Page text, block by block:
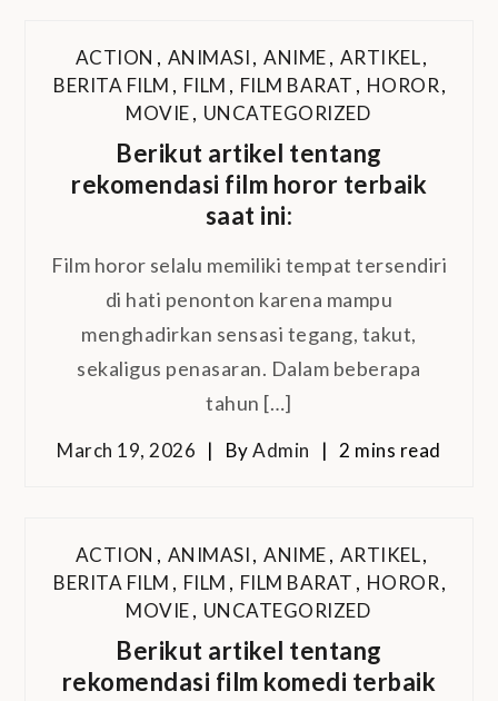
ACTION , ANIMASI, ANIME, ARTIKEL,
BERITA FILM , FILM , FILM BARAT , HOROR,
MOVIE, UNCATEGORIZED
Berikut artikel tentang
rekomendasi film horor terbaik
saat ini:
Film horor selalu memiliki tempat tersendiri
di hati penonton karena mampu
menghadirkan sensasi tegang, takut,
sekaligus penasaran. Dalam beberapa
tahun […]
March 19, 2026 ByAdmin 2 mins read
ACTION , ANIMASI, ANIME, ARTIKEL,
BERITA FILM , FILM , FILM BARAT , HOROR,
MOVIE, UNCATEGORIZED
Berikut artikel tentang
rekomendasi film komedi terbaik